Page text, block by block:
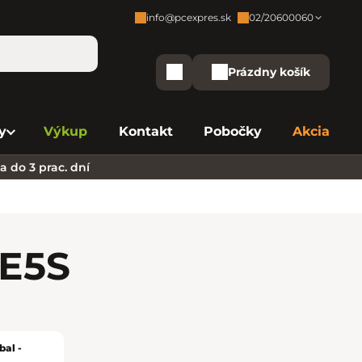
Zákaznícka podpora:
info@pcexpres.sk 02/20600060
Bratislava - Avion 02/20 60 00 61
Bratislava - Aupark
Bratislava - Eurovea
Nákupný košík
Prázdny košík
Výkup Kontakt Pobočky Akcia
do 3 prac. dní
5S
-